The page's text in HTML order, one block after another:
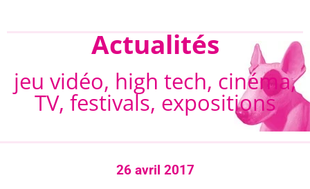
Actualités
jeu vidéo, high tech, cinéma,
TV, festivals, expositions
26 avril 2017